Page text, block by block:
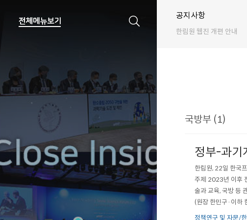
공지사항
한림원 웹진 개편 안내
국방부 (1)
정부-과기
한림원, 22일 한국
주제 2023년 이후
술과 교육, 국방 등
(원장 한민구·이하
방안’을 주제로 ‘제
정책연구 및 자문/